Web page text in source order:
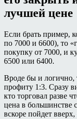
лучшей цене
Если брать пример,
по 7000 и 6600), то
покупку от 7000, и
6500 или 6400.
Вроде бы и логично,
профиту 1:3. Сразу
кто торговал разве
цена в большинстве
вскоре пойдет